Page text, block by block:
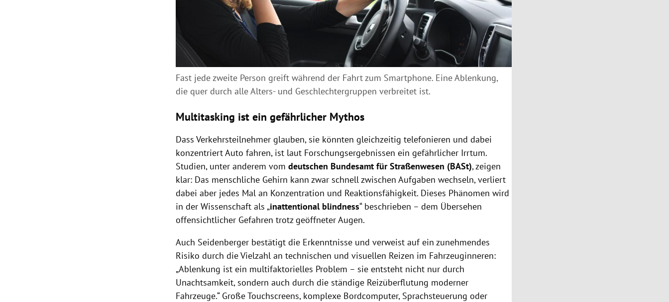
Fast jede zweite Person greift während der Fahrt zum Smartphone. Eine Ablenkung,
die quer durch alle Alters- und Geschlechtergruppen verbreitet ist.
Multitasking ist ein gefährlicher Mythos
Dass Verkehrsteilnehmer glauben, sie könnten gleichzeitig telefonieren und dabei
konzentriert Auto fahren, ist laut Forschungsergebnissen ein gefährlicher Irrtum.
Studien, unter anderem vomdeutschen Bundesamt für Straßenwesen (BASt), zeigen
klar: Das menschliche Gehirn kann zwar schnell zwischen Aufgaben wechseln, verliert
dabei aber jedes Mal an Konzentration und Reaktionsfähigkeit. Dieses Phänomen wird
in der Wissenschaft als „inattentional blindness“ beschrieben – dem Übersehen
offensichtlicher Gefahren trotz geöffneter Augen.
Auch Seidenberger bestätigt die Erkenntnisse und verweist auf ein zunehmendes
Risiko durch die Vielzahl an technischen und visuellen Reizen im Fahrzeuginneren:
„Ablenkung ist ein multifaktorielles Problem – sie entsteht nicht nur durch
Unachtsamkeit, sondern auch durch die ständige Reizüberflutung moderner
Fahrzeuge.“ Große Touchscreens, komplexe Bordcomputer, Sprachsteuerung oder